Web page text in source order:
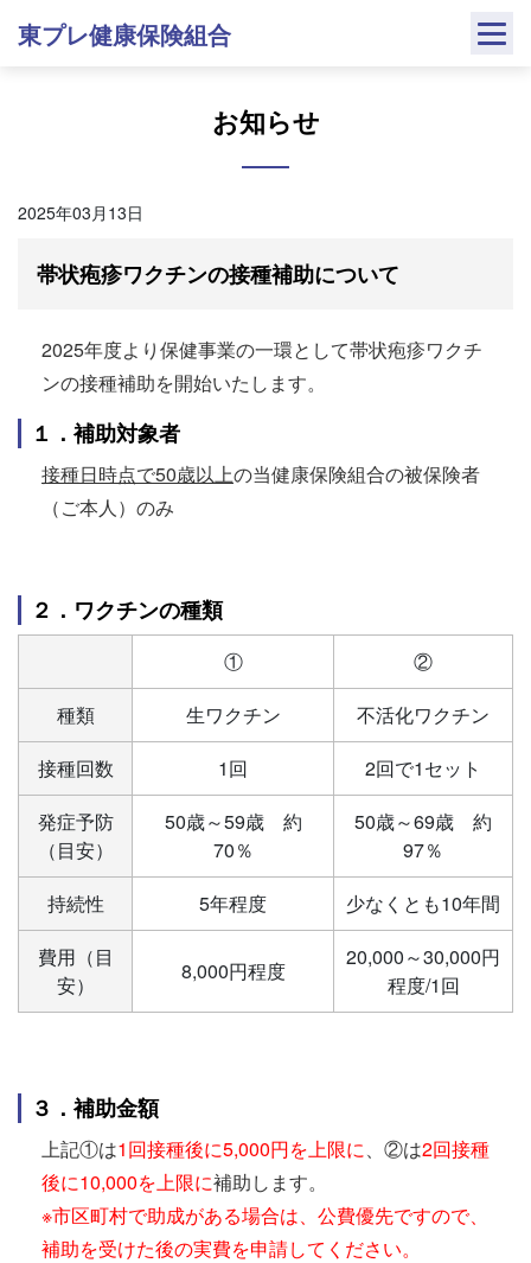
東プレ健康保険組合
お知らせ
2025年03月13日
帯状疱疹ワクチンの接種補助について
2025年度より保健事業の一環として帯状疱疹ワクチ
ンの接種補助を開始いたします。
１．補助対象者
接種日時点で50歳以上の当健康保険組合の被保険者
（ご本人）のみ
２．ワクチンの種類
①
②
種類
生ワクチン
不活化ワクチン
接種回数
1回
2回で1セット
発症予防
（目安）
50歳～59歳 約
70％
50歳～69歳 約
97％
持続性
5年程度
少なくとも10年間
費用（目
安）
8,000円程度
20,000～30,000円
程度/1回
３．補助金額
上記①は1回接種後に5,000円を上限に、②は2回接種
後に10,000を上限に補助します。
※市区町村で助成がある場合は、公費優先ですので、
補助を受けた後の実費を申請してください。